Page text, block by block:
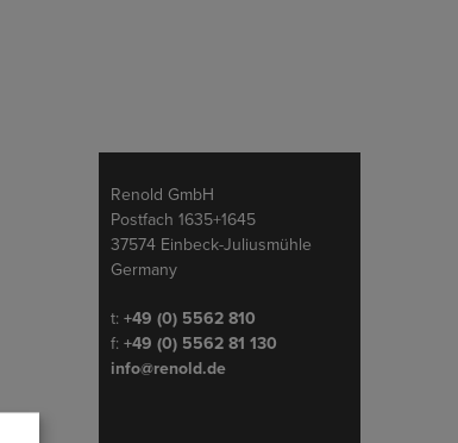
Adresse
Renold GmbH
Postfach 1635+1645
37574 Einbeck-Juliusmühle
Germany
Telefon/Fax
t: +49 (0) 5562 810
f: +49 (0) 5562 81 130
info@renold.de